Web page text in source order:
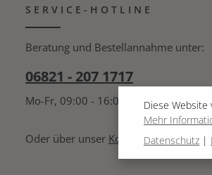
SERVICE-HOTLINE
Beratung und Bestellannahme unter:
06821 - 207 1717
Mo-Fr, 09:00 - 16:00 Uhr
Oder über unser Kontaktformular .
Diese Website
Mehr
Datenschutz |